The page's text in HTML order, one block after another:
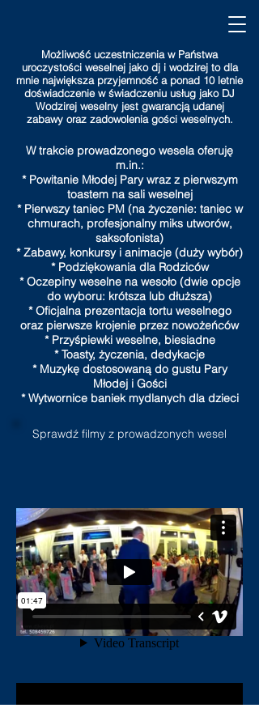
Możliwość uczestniczenia w Państwa
uroczystości weselnej jako dj i wodzirej to dla
mnie największa przyjemność a ponad 10 letnie
doświadczenie w świadczeniu usług jako DJ
Wodzirej weselny jest gwarancją udanej
zabawy oraz zadowolenia gości weselnych.
W trakcie prowadzonego wesela oferuję
m.in.:
* Powitanie Młodej Pary wraz z pierwszym
toastem na sali weselnej
* Pierwszy taniec PM (na życzenie: taniec w
chmurach, profesjonalny miks utworów,
saksofonista)
* Zabawy, konkursy i animacje (duży wybór)
* Podziękowania dla Rodziców
* Oczepiny weselne na wesoło (dwie opcje
do wyboru: krótsza lub dłuższa)
* Oficjalna prezentacja tortu weselnego
oraz pierwsze krojenie przez nowożeńców
* Przyśpiewki weselne, biesiadne
* Toasty, życzenia, dedykacje
* Muzykę dostosowaną do gustu Pary
Młodej i Gości
* Wytwornice baniek mydlanych dla dzieci
Sprawdź filmy z prowadzonych wesel